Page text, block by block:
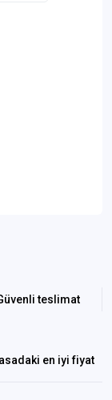
teslimat
en iyi fiyat